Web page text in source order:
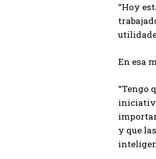
“Hoy
En esa
“Tengo
y que